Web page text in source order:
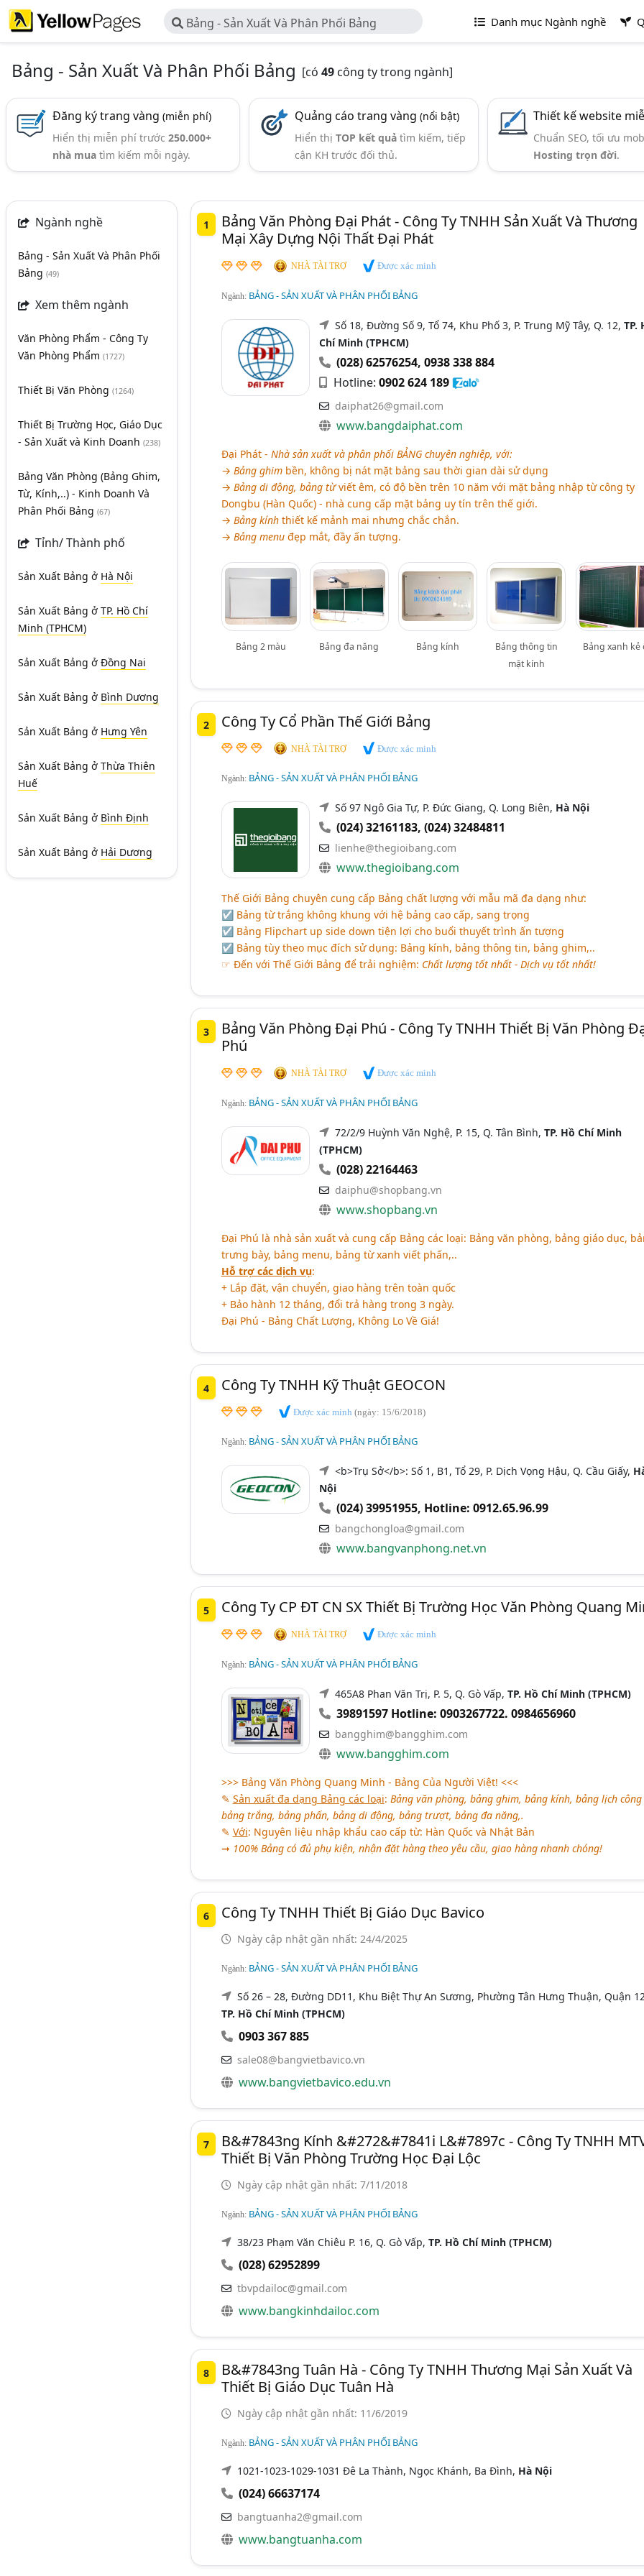
Bảng - Sản Xuất Và Phân Phối Bảng Danh mục Ngành nghề
Bảng - Sản Xuất Và Phân Phối Bảng [có 49 công ty trong ngành]
Đăng ký trang vàng(miễn phí)
Hiển thị miễn phí trước250.000+
nhà mua tìm kiếm mỗi ngày.
Quảng cáo trang vàng(nổi bật)
Hiển thịTOP kết quả tìm kiếm, tiếp
cận KH trước đối thủ.
Thiết kế website
Chuẩn SEO, tối ưu
Hosting trọn đời.
Ngành nghề
Bảng - Sản Xuất Và Phân Phối
Bảng (49)
Xem thêm ngành
Văn Phòng Phẩm - Công Ty
Văn Phòng Phẩm (1727)
Thiết Bị Văn Phòng (1264)
Thiết Bị Trường Học, Giáo Dục
- Sản Xuất và Kinh Doanh (238)
Bảng Văn Phòng (Bảng Ghim,
Từ, Kính,..) - Kinh Doanh Và
Phân Phối Bảng (67)
Tỉnh/ Thành phố
Sản Xuất Bảng ở Hà Nội
Sản Xuất Bảng ở TP. Hồ Chí
Minh (TPHCM)
Sản Xuất Bảng ở Đồng Nai
Sản Xuất Bảng ở Bình Dương
Sản Xuất Bảng ở Hưng Yên
Sản Xuất Bảng ở Thừa Thiên
Huế
Sản Xuất Bảng ở Bình Định
Sản Xuất Bảng ở Hải Dương
1
Bảng Văn Phòng Đại Phát - Công Ty TNHH Sản Xuất Và Thương
Mại Xây Dựng Nội Thất Đại Phát
NHÀ TÀI TRỢ Được xác minh
Ngành: BẢNG - SẢN XUẤT VÀ PHÂN PHỐI BẢNG
Số 18, Đường Số 9, Tổ 74, Khu Phố 3, P. Trung Mỹ Tây, Q. 12, TP.
Chí Minh (TPHCM)
(028) 62576254, 0938 338 884
Hotline: 0902 624 189
daiphat26@gmail.com
www.bangdaiphat.com
Đại Phát - Nhà sản xuất và phân phối BẢNG chuyên nghiệp, với:
→ Bảng ghimbền, không bị nát mặt bảng sau thời gian dài sử dụng
→ Bảng di động, bảng từviết êm, có độ bền trên 10 năm với mặt bảng nhập từ công ty
Dongbu (Hàn Quốc) - nhà cung cấp mặt bảng uy tín trên thế giới.
→ Bảng kínhthiết kế mảnh mai nhưng chắc chắn.
→ Bảng menuđẹp mắt, đầy ấn tượng.
Bảng 2 màu Bảng đa năng Bảng kính
Bảng thông tin
mặt kính
Bảng xanh kẻ
2 Công Ty Cổ Phần Thế Giới Bảng
NHÀ TÀI TRỢ Được xác minh
Ngành: BẢNG - SẢN XUẤT VÀ PHÂN PHỐI BẢNG
Số 97 Ngô Gia Tự, P. Đức Giang, Q. Long Biên, Hà Nội
(024) 32161183, (024) 32484811
lienhe@thegioibang.com
www.thegioibang.com
Thế Giới Bảng chuyên cung cấp Bảng chất lượng với mẫu mã đa dạng như:
☑ Bảng từ trắng không khung với hệ bảng cao cấp, sang trọng
☑ Bảng Flipchart up side down tiện lợi cho buổi thuyết trình ấn tượng
☑ Bảng tùy theo mục đích sử dụng: Bảng kính, bảng thông tin, bảng ghim,..
☞ Đến với Thế Giới Bảng để trải nghiệm: Chất lượng tốt nhất - Dịch vụ tốt nhất!
3
Bảng Văn Phòng Đại Phú - Công Ty TNHH Thiết Bị Văn Phòng
Phú
NHÀ TÀI TRỢ Được xác minh
Ngành: BẢNG - SẢN XUẤT VÀ PHÂN PHỐI BẢNG
72/2/9 Huỳnh Văn Nghệ, P. 15, Q. Tân Bình, TP. Hồ Chí Minh
(TPHCM)
(028) 22164463
daiphu@shopbang.vn
www.shopbang.vn
Đại Phú là nhà sản xuất và cung cấp Bảng các loại: Bảng văn phòng, bảng giáo dục,
trưng bày, bảng menu, bảng từ xanh viết phấn,..
Hỗ trợ các dịch vụ:
+ Lắp đặt, vận chuyển, giao hàng trên toàn quốc
+ Bảo hành 12 tháng, đổi trả hàng trong 3 ngày.
Đại Phú - Bảng Chất Lượng, Không Lo Về Giá!
4 Công Ty TNHH Kỹ Thuật GEOCON
Được xác minh (ngày: 15/6/2018)
Ngành: BẢNG - SẢN XUẤT VÀ PHÂN PHỐI BẢNG
<b>Trụ Sở</b>: Số 1, B1, Tổ 29, P. Dịch Vọng Hậu, Q. Cầu Giấy,
Nội
(024) 39951955, Hotline: 0912.65.96.99
bangchongloa@gmail.com
www.bangvanphong.net.vn
5 Công Ty CP ĐT CN SX Thiết Bị Trường Học Văn Phòng Quang
NHÀ TÀI TRỢ Được xác minh
Ngành: BẢNG - SẢN XUẤT VÀ PHÂN PHỐI BẢNG
465A8 Phan Văn Trị, P. 5, Q. Gò Vấp, TP. Hồ Chí Minh (TPHCM)
39891597 Hotline: 0903267722. 0984656960
bangghim@bangghim.com
www.bangghim.com
>>> Bảng Văn Phòng Quang Minh - Bảng Của Người Việt! <<<
✎ Sản xuất đa dạng Bảng các loại: Bảng văn phòng, bảng ghim, bảng kính, bảng lịch công
bảng trắng, bảng phấn, bảng di động, bảng trượt, bảng đa năng,.
✎ Với: Nguyên liệu nhập khẩu cao cấp từ: Hàn Quốc và Nhật Bản
➞ 100% Bảng có đủ phụ kiện, nhận đặt hàng theo yêu cầu, giao hàng nhanh chóng!
6 Công Ty TNHH Thiết Bị Giáo Dục Bavico
Ngày cập nhật gần nhất: 24/4/2025
Ngành: BẢNG - SẢN XUẤT VÀ PHÂN PHỐI BẢNG
Số 26 – 28, Đường DD11, Khu Biệt Thự An Sương, Phường Tân Hưng Thuận, Quận
TP. Hồ Chí Minh (TPHCM)
0903 367 885
sale08@bangvietbavico.vn
www.bangvietbavico.edu.vn
7
B&#7843ng Kính &#272&#7841i L&#7897c - Công Ty TNHH
Thiết Bị Văn Phòng Trường Học Đại Lộc
Ngày cập nhật gần nhất: 7/11/2018
Ngành: BẢNG - SẢN XUẤT VÀ PHÂN PHỐI BẢNG
38/23 Phạm Văn Chiêu P. 16, Q. Gò Vấp, TP. Hồ Chí Minh (TPHCM)
(028) 62952899
tbvpdailoc@gmail.com
www.bangkinhdailoc.com
8
B&#7843ng Tuân Hà - Công Ty TNHH Thương Mại Sản Xuất Và
Thiết Bị Giáo Dục Tuân Hà
Ngày cập nhật gần nhất: 11/6/2019
Ngành: BẢNG - SẢN XUẤT VÀ PHÂN PHỐI BẢNG
1021-1023-1029-1031 Đê La Thành, Ngọc Khánh, Ba Đình, Hà Nội
(024) 66637174
bangtuanha2@gmail.com
www.bangtuanha.com